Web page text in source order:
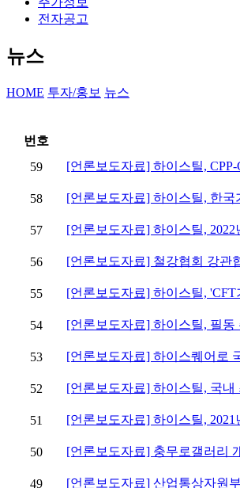
전자공고
뉴스
HOME 투자/홍보 뉴스
번호
59
[언론보도자료] 하이스틸,
58 [언론보도자료] 하이스틸, 한
57 [언론보도자료] 하이스틸,
56 [언론보도자료] 철강협회 강관
55 [언론보도자료] 하이스틸,
54 [언론보도자료] 하이스틸, 필
53 [언론보도자료] 하이스퀘어로
52 [언론보도자료] 하이스틸, 국
51 [언론보도자료] 하이스틸,
50 [언론보도자료] 충무로갤러리
49 [언론보도자료] 산업통상자원